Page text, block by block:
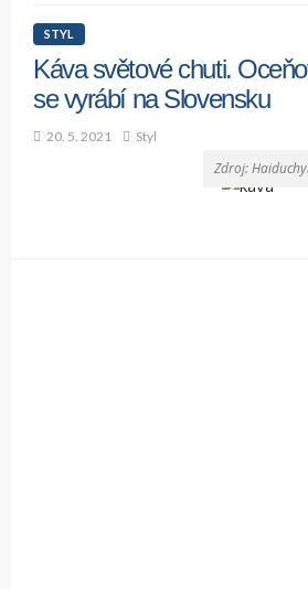
STYL
Káva světové chuti.
se vyrábí na Slovensku
20. 5. 2021 Styl
Zdroj: